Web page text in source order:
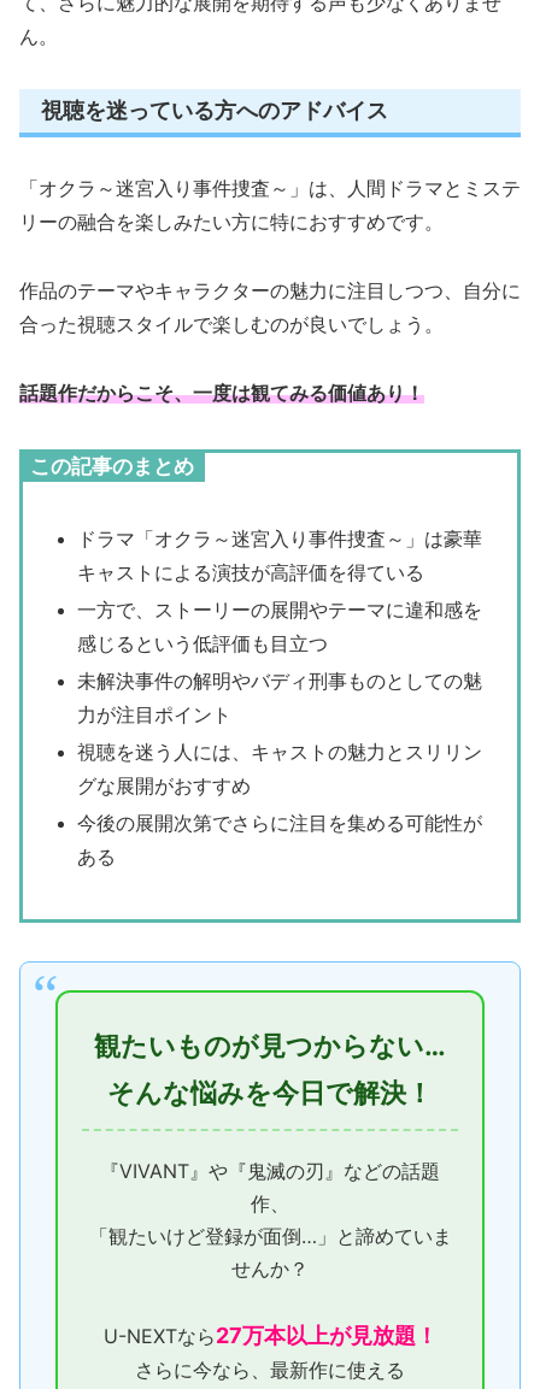
ん。
視聴を迷っている方へのアドバイス
「オクラ～迷宮入り事件捜査～」は、人間ドラマとミステ
リーの融合を楽しみたい方に特におすすめです。
作品のテーマやキャラクターの魅力に注目しつつ、自分に
合った視聴スタイルで楽しむのが良いでしょう。
話題作だからこそ、一度は観てみる価値あり！
この記事のまとめ
ドラマ「オクラ～迷宮入り事件捜査～」は豪華
キャストによる演技が高評価を得ている
一方で、ストーリーの展開やテーマに違和感を
感じるという低評価も目立つ
未解決事件の解明やバディ刑事ものとしての魅
力が注目ポイント
視聴を迷う人には、キャストの魅力とスリリン
グな展開がおすすめ
今後の展開次第でさらに注目を集める可能性が
ある
観たいものが見つからない…
そんな悩みを今日で解決！
『VIVANT』や『鬼滅の刃』などの話題
作、
「観たいけど登録が面倒…」と諦めていま
せんか？
U-NEXTなら27万本以上が見放題！
さらに今なら、最新作に使える